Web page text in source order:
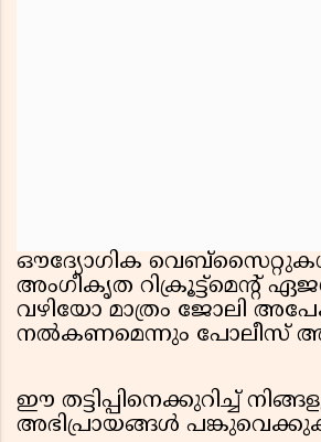
ഔദ്യോഗിക
അംഗീകൃത റിക്രൂട്ട്മെന്റ്
വഴിയോ മാത്രം ജോലി
നൽകണമെന്നും പോലീസ്
ഈ തട്ടിപ്പിനെക്കുറിച്ച്
അഭിപ്രായങ്ങൾ